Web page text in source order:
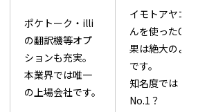
ポケトーク・illi
の翻訳機等オプ
ションも充実。
本業界では唯一
の上場会社です。
イモトアヤコさ
んを使ったCM
果は絶大のよう
です。
知名度では
No.1？